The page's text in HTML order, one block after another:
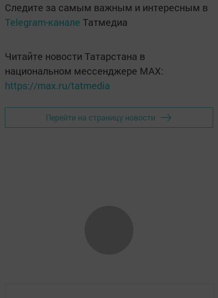
Следите за самым важным и интересным в
Telegram-канале Татмедиа
Читайте новости Татарстана в
национальном мессенджере MАХ:
https://max.ru/tatmedia
Перейти на страницу новости